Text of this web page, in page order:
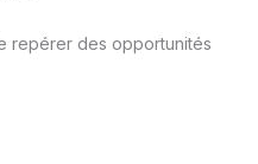
repérer des opportunités